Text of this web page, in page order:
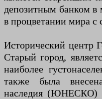
депозитным банком в
в процветании мира с
Исторический центр
Старый город,
наиболее
также была
наследия (ЮНЕСКО)